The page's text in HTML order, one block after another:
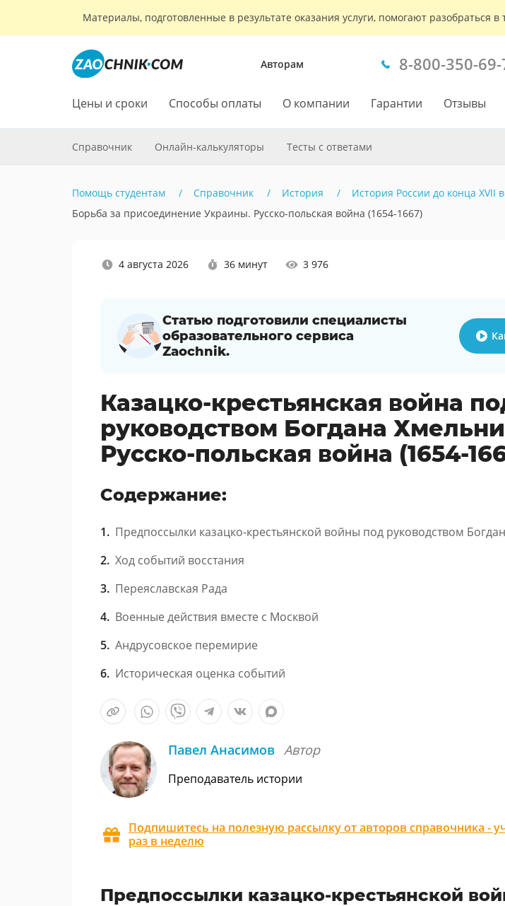
Материалы, подготовленные в результате оказания услуги, помогают
Авторам 8-800-350-
Цены и сроки Способы оплаты О компании Гарантии Отзывы
Справочник Онлайн-калькуляторы Тесты с ответами
Помощь студентам Справочник История
История России до конца XVII
Борьба за присоединение Украины. Русско-польская война (1654-1667)
4 августа 2026 36 минут 3 976
Статью подготовили специалисты
образовательного сервиса
Zaochnik.
Казацко-крестьянская война
руководством Богдана
Русско-польская война (1654-
Содержание:
Предпоссылки казацко-крестьянской войны под руководством
Ход событий восстания
Переяславская Рада
Военные действия вместе с Москвой
Андрусовское перемирие
Историческая оценка событий
Павел Анасимов Автор
Преподаватель истории
Подпишитесь на полезную рассылку от авторов справочника -
раз в неделю
Предпоссылки казацко-крестьянской